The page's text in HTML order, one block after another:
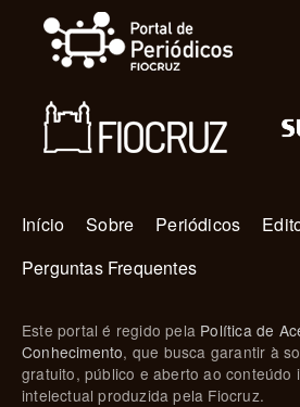
Navegação principal
Início Sobre Periódicos
Perguntas Frequentes
Este portal é regido pela Política de
Conhecimento, que busca garantir à
gratuito, público e aberto ao conteúdo
intelectual produzida pela Fiocruz.